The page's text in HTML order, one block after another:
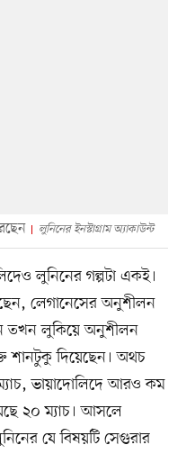
লুনিনের ইনস্টাগ্রাম অ্যাকাউন্ট
লুনিনের গল্পটা একই।
লেগানেসের অনুশীলন
তখন লুকিয়ে অনুশীলন
শানটুকু দিয়েছেন। অথচ
ভায়াদোলিদে আরও কম
২০ ম্যাচ। আসলে
যে বিষয়টি সেগুরার